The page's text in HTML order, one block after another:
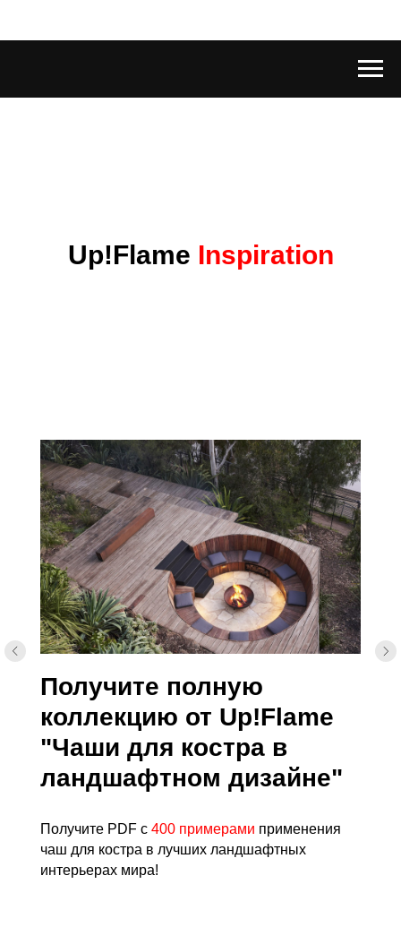
Up!Flame Inspiration
Получите полную
коллекцию от Up!Flame
"Чаши для костра в
ландшафтном дизайне"
Получите PDF с 400 примерами применения
чаш для костра в лучших ландшафтных
интерьерах мира!